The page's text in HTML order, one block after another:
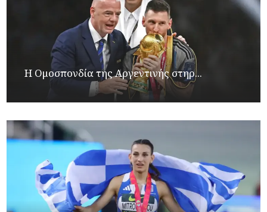
Η Ομοσπονδία της Αργεντινής στηρ...